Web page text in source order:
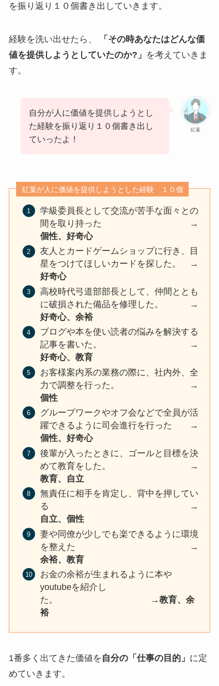
を振り返り１０個書き出していきます。
経験を洗い出せたら、
「その時あなたはどんな価
値を提供しようとしていたのか?」 を考えていきま
す。
紅葉
自分が人に価値を提供しようとし
た経験を振り返り１０個書き出し
ていったよ！
紅葉が人に価値を提供しようとした経験 １０個
学級委員長として交流が苦手な面々との
間を取り持った →
個性、好奇心
友人とカードゲームショップに行き、目
星をつけてほしいカードを探した。 →
好奇心
高校時代弓道部部長として、仲間ととも
に破損された備品を修理した。 →
好奇心、余裕
ブログや本を使い読者の悩みを解決する
記事を書いた。 →
好奇心、教育
お客様案内系の業務の際に、社内外、全
力で調整を行った。 →
個性
グループワークやオフ会などで全員が活
躍できるように司会進行を行った →
個性、好奇心
後輩が入ったときに、ゴールと目標を決
めて教育をした。 →
教育、自立
無責任に相手を肯定し、背中を押してい
る →
自立、個性
妻や同僚が少しでも楽できるように環境
を整えた →
余裕、教育
お金の余裕が生まれるように本や
youtubeを紹介し
た。 →教育、余
裕
1番多く出てきた価値を 自分の「仕事の目的」 に定
めていきます。